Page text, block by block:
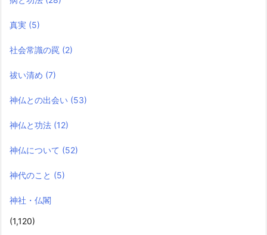
真実 (5)
社会常識の罠 (2)
祓い清め (7)
神仏との出会い (53)
神仏と功法 (12)
神仏について (52)
神代のこと (5)
神社・仏閣
(1,120)